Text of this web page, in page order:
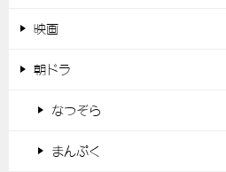
映画
朝ドラ
なつぞら
まんぷく